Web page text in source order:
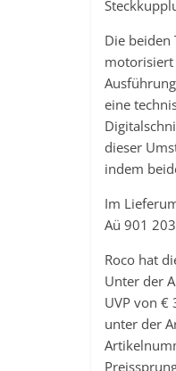
Die
motorisiert
eine
dieser
indem
Im
Aü 901
Roco hat
Unter der
UVP von
unter der